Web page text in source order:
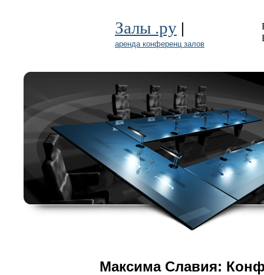
Залы .ру |
аренда конференц залов
Максима Славия: